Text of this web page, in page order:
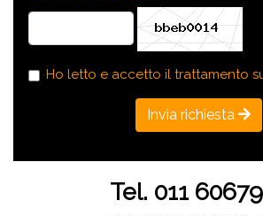
Ho letto e accetto il trattamento
Invia richiesta
Tel. 011